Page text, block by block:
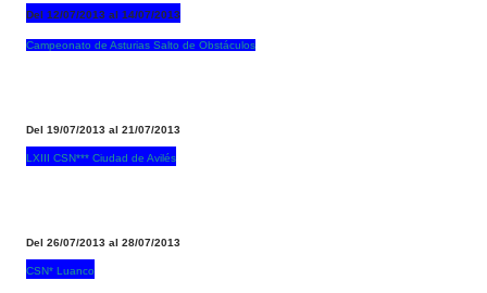
Del 12/07/2013 al 14/07/2013
Campeonato de Asturias Salto de Obstáculos
Del 19/07/2013 al 21/07/2013
LXIII CSN*** Ciudad de Avilés
Del 26/07/2013 al 28/07/2013
CSN* Luanco